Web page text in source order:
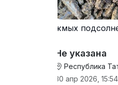
жмых
Не указана
Республика
30 апр 2026, 15:54